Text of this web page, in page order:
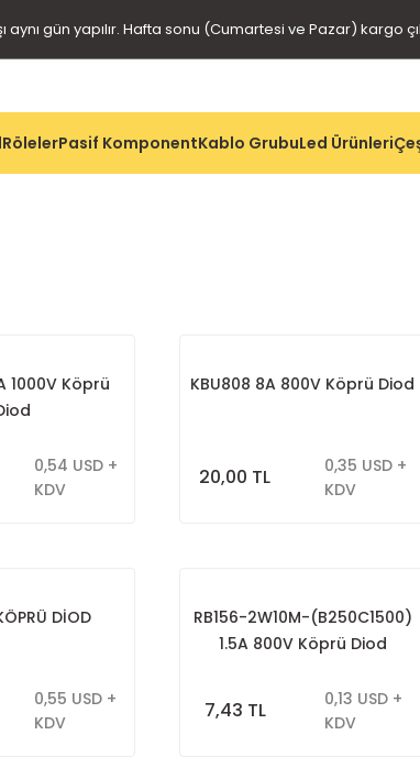
gün yapılır. Hafta sonu (Cumartesi ve Pazar) kargo
RölelerPasif KomponentKablo GrubuLed Ürünleri
1000V Köprü
0,54 USD +
KDV
KBU808 8A 800V Köprü Diod
20,00 TL
0,35 USD +
KDV
DİOD
0,55 USD +
KDV
RB156-2W10M-(B250C1500)
1.5A 800V Köprü Diod
7,43 TL
0,13 USD +
KDV